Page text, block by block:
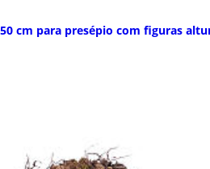
cm para presépio com figuras